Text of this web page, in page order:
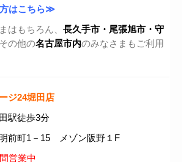
はこちら≫
はもちろん、 長久手市・尾張旭市 ・守
その他の名古屋市内のみなさまもご利用
ジ24堀田店
駅徒歩3分
前町1－15 メゾン阪野１F
営業中